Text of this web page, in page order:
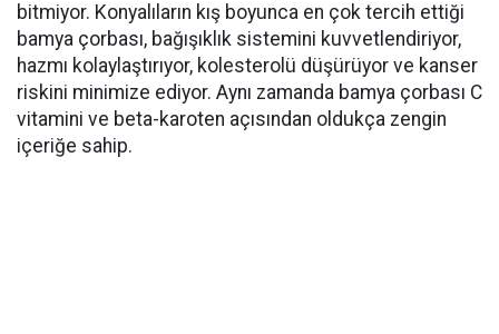
bitmiyor. Konyalıların kış boyunca en çok tercih ettiği
bamya çorbası, bağışıklık sistemini kuvvetlendiriyor,
hazmı kolaylaştırıyor, kolesterolü düşürüyor ve kanser
riskini minimize ediyor. Aynı zamanda bamya çorbası C
vitamini ve beta-karoten açısından oldukça zengin
içeriğe sahip.